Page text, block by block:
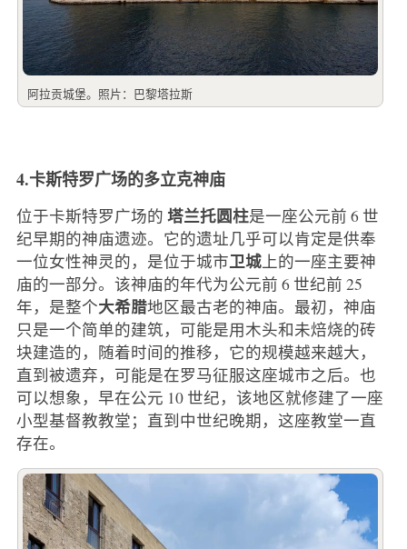
阿拉贡城堡。照片：巴黎塔拉斯
4.卡斯特罗广场的多立克神庙
位于卡斯特罗广场的 塔兰托圆柱是一座公元前 6 世
纪早期的神庙遗迹。它的遗址几乎可以肯定是供奉
一位女性神灵的，是位于城市卫城上的一座主要神
庙的一部分。该神庙的年代为公元前 6 世纪前 25
年，是整个大希腊地区最古老的神庙。最初，神庙
只是一个简单的建筑，可能是用木头和未焙烧的砖
块建造的，随着时间的推移，它的规模越来越大，
直到被遗弃，可能是在罗马征服这座城市之后。也
可以想象，早在公元 10 世纪，该地区就修建了一座
小型基督教教堂；直到中世纪晚期，这座教堂一直
存在。